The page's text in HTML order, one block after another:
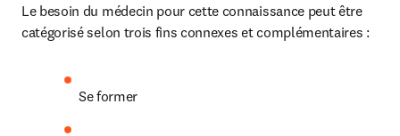
Le besoin du médecin pour cette connaissance peut être
catégorisé selon trois fins connexes et complémentaires :
Se former